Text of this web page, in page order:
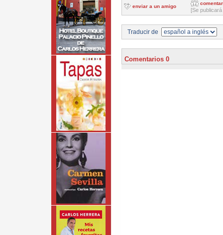
enviar a un amigo
comentar
[Se
Traducir de
Comentarios 0